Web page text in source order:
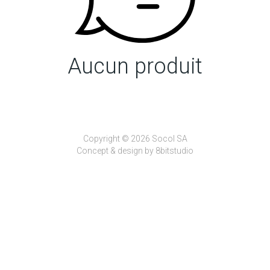
Aucun produit
Copyright © 2026 Socol SA
Concept & design by 8bitstudio